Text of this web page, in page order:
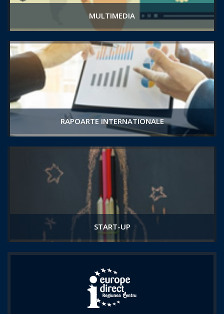
MULTIMEDIA
RAPOARTE INTERNATIONALE
START-UP